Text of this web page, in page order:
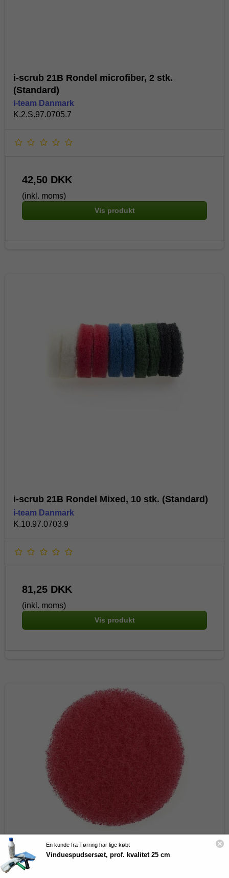
i-scrub 21B Rondel microfiber, 2 stk.
(Standard)
i-team Danmark
K.2.S.97.0705.7
42,50 DKK
(inkl. moms)
Vis produkt
i-scrub 21B Rondel Mixed, 10 stk. (Standard)
i-team Danmark
K.10.97.0703.9
81,25 DKK
(inkl. moms)
Vis produkt
En kunde fra Tørring har lige købt
Vinduespudsersæt, prof. kvalitet 25 cm
Skriv dig op til vores kundeklub og på de skarpeste
priser på alt hvad du behøver til din rengøring!
**Gælder ikke i forvejen nedsatte varer samt produkter fra I-Team
Ved at tilmelde dig accepterer du at modtage markedsføring via email
afmelde dig.